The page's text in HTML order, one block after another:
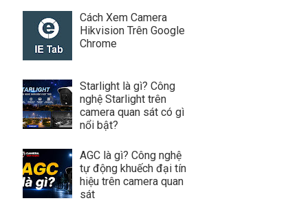
Cách Xem Camera
Hikvision Trên Google
Chrome
Starlight là gì? Công
nghệ Starlight trên
camera quan sát có gì
nổi bật?
AGC là gì? Công nghệ
tự động khuếch đại tín
hiệu trên camera quan
sát